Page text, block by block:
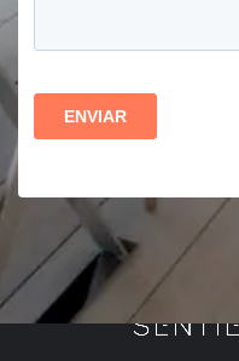
Todas las imágenes son